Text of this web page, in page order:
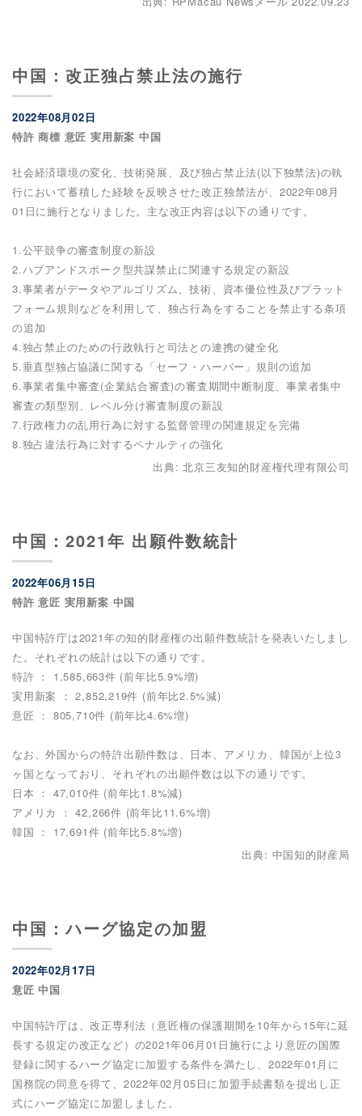
中国：改正独占禁止法の施行
2022年08月02日
特許 商標 意匠 実用新案 中国
社会経済環境の変化、技術発展、及び独占禁止法(以下独禁法)の執
行において蓄積した経験を反映させた改正独禁法が、2022年08月
01日に施行となりました。主な改正内容は以下の通りです。
1.公平競争の審査制度の新設
2.ハブアンドスポーク型共謀禁止に関連する規定の新設
3.事業者がデータやアルゴリズム、技術、資本優位性及びプラット
フォーム規則などを利用して、独占行為をすることを禁止する条項
の追加
4.独占禁止のための行政執行と司法との連携の健全化
5.垂直型独占協議に関する「セーフ・ハーバー」規則の追加
6.事業者集中審査(企業結合審査)の審査期間中断制度、事業者集中
審査の類型別、レベル分け審査制度の新設
7.行政権力の乱用行為に対する監督管理の関連規定を完備
8.独占違法行為に対するペナルティの強化
出典: 北京三友知的財産権代理有限公司
中国：2021年 出願件数統計
2022年06月15日
特許 意匠 実用新案 中国
中国特許庁は2021年の知的財産権の出願件数統計を発表いたしまし
た。それぞれの統計は以下の通りです。
特許 ： 1,585,663件 (前年比5.9%増)
実用新案 ： 2,852,219件 (前年比2.5%減)
意匠 ： 805,710件 (前年比4.6%増)
なお、外国からの特許出願件数は、日本、アメリカ、韓国が上位3
ヶ国となっており、それぞれの出願件数は以下の通りです。
日本 ： 47,010件 (前年比1.8%減)
アメリカ ： 42,266件 (前年比11.6%増)
韓国 ： 17,691件 (前年比5.8%増)
出典: 中国知的財産局
中国：ハーグ協定の加盟
2022年02月17日
意匠 中国
中国特許庁は、改正専利法（意匠権の保護期間を10年から15年に延
長する規定の改正など）の2021年06月01日施行により意匠の国際
登録に関するハーグ協定に加盟する条件を満たし、2022年01月に
国務院の同意を得て、2022年02月05日に加盟手続書類を提出し正
式にハーグ協定に加盟しました。